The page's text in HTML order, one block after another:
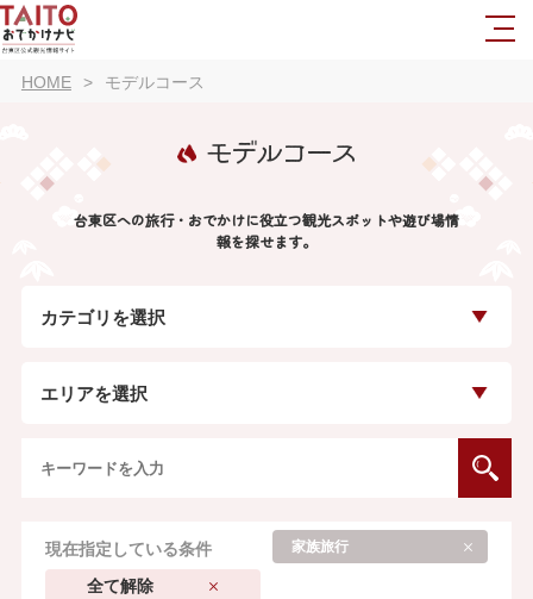
HOME モデルコース
モデルコース
台東区への旅行・おでかけに役立つ観光スポットや遊び場情
報を探せます。
カテゴリを選択
エリアを選択
現在指定している条件 家族旅行
全て解除